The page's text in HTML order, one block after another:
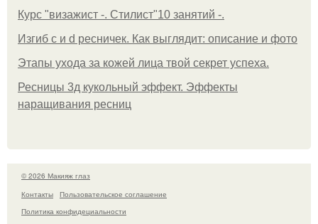
Курс "визажист -. Стилист"10 занятий -.
Изгиб c и d ресничек. Как выглядит: описание и фото
Этапы ухода за кожей лица твой секрет успеха.
Ресницы 3д кукольный эффект. Эффекты
наращивания ресниц
© 2026 Макияж глаз
Контакты
Пользовательское соглашение
Политика конфидециальности